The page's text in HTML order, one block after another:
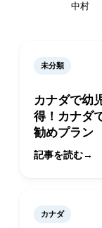
中村
未分類
カナダで幼
得！カナダ
勧めプラン
記事を読む
カナダ